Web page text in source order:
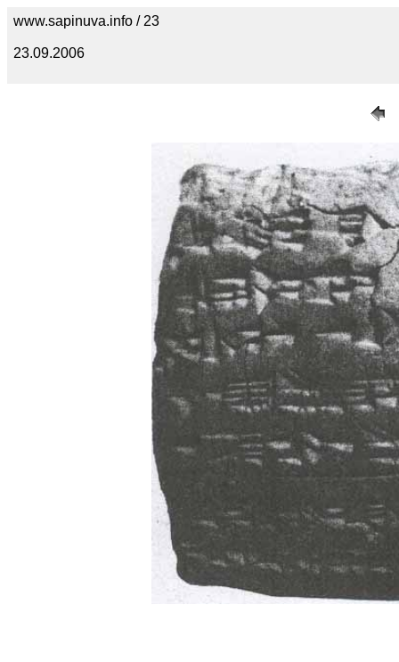
www.sapinuva.info / 23
23.09.2006